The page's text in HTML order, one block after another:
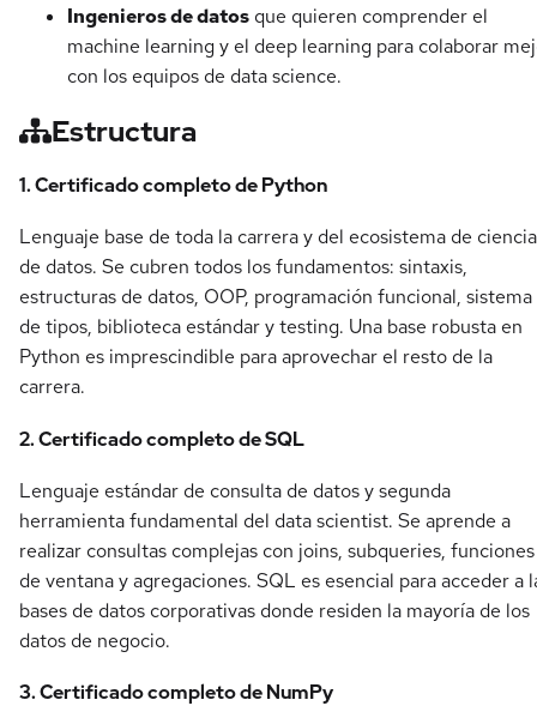
Ingenieros de datos que quieren comprender el
machine learning y el deep learning para colaborar
con los equipos de data science.
Estructura
1. Certificado completo de Python
Lenguaje base de toda la carrera y del ecosistema de ciencia
de datos. Se cubren todos los fundamentos: sintaxis,
estructuras de datos, OOP, programación funcional, sistema
de tipos, biblioteca estándar y testing. Una base robusta en
Python es imprescindible para aprovechar el resto de la
carrera.
2. Certificado completo de SQL
Lenguaje estándar de consulta de datos y segunda
herramienta fundamental del data scientist. Se aprende a
realizar consultas complejas con joins, subqueries, funciones
de ventana y agregaciones. SQL es esencial para acceder a
bases de datos corporativas donde residen la mayoría de los
datos de negocio.
3. Certificado completo de NumPy